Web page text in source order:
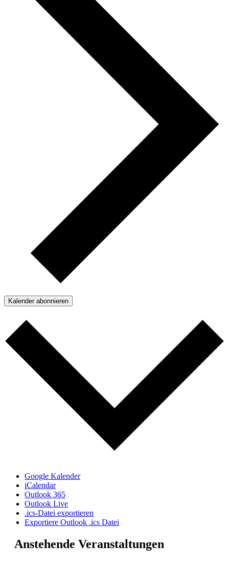
Kalender abonnieren
Google Kalender
iCalendar
Outlook 365
Outlook Live
.ics-Datei exportieren
Exportiere Outlook .ics Datei
Anstehende Veranstaltungen